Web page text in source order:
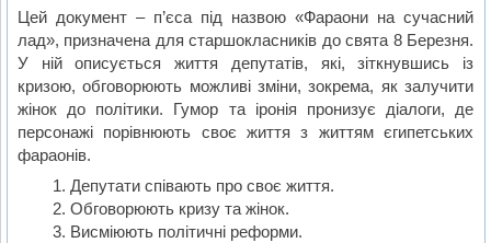
Цей документ – п’єса під назвою «Фараони на сучасний
лад», призначена для старшокласників до свята 8 Березня.
У ній описується життя депутатів, які, зіткнувшись із
кризою, обговорюють можливі зміни, зокрема, як залучити
жінок до політики. Гумор та іронія пронизує діалоги, де
персонажі порівнюють своє життя з життям єгипетських
фараонів.
Депутати співають про своє життя.
Обговорюють кризу та жінок.
Висміюють політичні реформи.